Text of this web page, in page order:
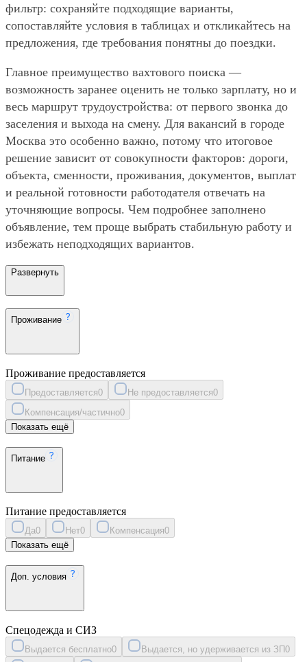
фильтр: сохраняйте подходящие варианты,
сопоставляйте условия в таблицах и откликайтесь на
предложения, где требования понятны до поездки.
Главное преимущество вахтового поиска —
возможность заранее оценить не только зарплату, но и
весь маршрут трудоустройства: от первого звонка до
заселения и выхода на смену. Для вакансий в городе
Москва это особенно важно, потому что итоговое
решение зависит от совокупности факторов: дороги,
объекта, сменности, проживания, документов, выплат
и реальной готовности работодателя отвечать на
уточняющие вопросы. Чем подробнее заполнено
объявление, тем проще выбрать стабильную работу и
избежать неподходящих вариантов.
Развернуть
Проживание
Проживание предоставляется
Предоставляется0 Не предоставляется0
Компенсация/частично0
Показать ещё
Питание
Питание предоставляется
Да0 Нет0 Компенсация0
Показать ещё
Доп. условия
Спецодежда и СИЗ
Выдается бесплатно0 Выдается, но удерживается из ЗП0